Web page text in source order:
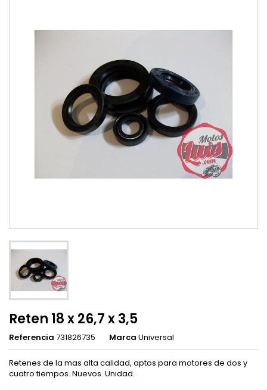
Reten 18 x 26,7 x 3,5
Referencia 731826735 Marca Universal
Retenes de la mas alta calidad, aptos para motores de dos y
cuatro tiempos. Nuevos. Unidad.